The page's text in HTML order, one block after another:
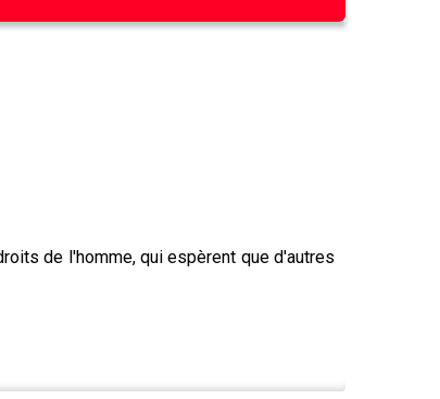
de l'homme, qui espèrent que d'autres